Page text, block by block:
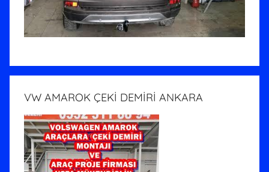
VW AMAROK ÇEKİ DEMİRİ ANKARA